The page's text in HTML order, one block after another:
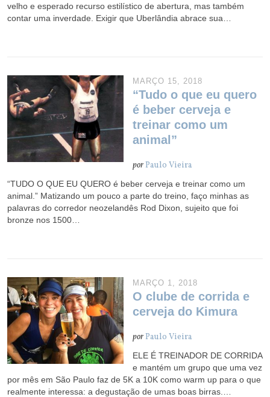
velho e esperado recurso estilístico de abertura, mas também
contar uma inverdade. Exigir que Uberlândia abrace sua…
MARÇO 15, 2018
“Tudo o que eu quero
é beber cerveja e
treinar como um
animal”
porPaulo Vieira
“TUDO O QUE EU QUERO é beber cerveja e treinar como um
animal.” Matizando um pouco a parte do treino, faço minhas as
palavras do corredor neozelandês Rod Dixon, sujeito que foi
bronze nos 1500…
MARÇO 1, 2018
O clube de corrida e
cerveja do Kimura
porPaulo Vieira
ELE É TREINADOR DE CORRIDA
e mantém um grupo que uma vez
por mês em São Paulo faz de 5K a 10K como warm up para o que
realmente interessa: a degustação de umas boas birras.…